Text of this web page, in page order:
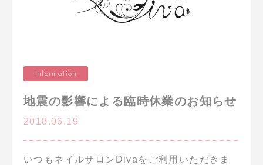
Information
地震の影響による臨時休業のお知らせ
2018.06.19
いつもネイルサロンDivaをご利用いただきま